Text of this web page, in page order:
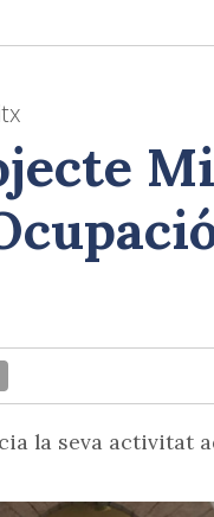
la seva activitat